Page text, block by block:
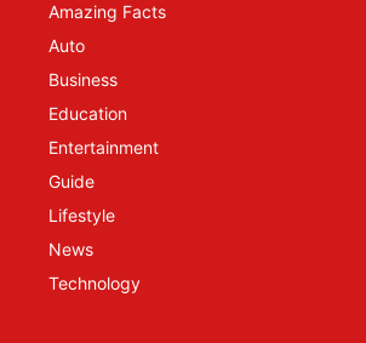
Amazing Facts
Auto
Business
Education
Entertainment
Guide
Lifestyle
News
Technology